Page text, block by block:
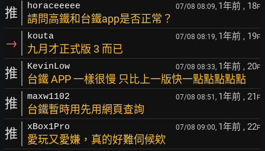
推 horaceeeee 07/08 08:09, 1年前 , 18F
請問高鐵和台鐵app是否正常？
→ kouta 07/08 08:19, 1年前 , 19F
九月才正式版 3 而已
推 KevinLow 07/08 08:33, 1年前 , 20F
台鐵 APP 一樣很慢 只比上一版快一點點點點點
推 maxw1102 07/08 08:51, 1年前 , 21 F
台鐵暫時用先用網頁查詢
推 xBox1Pro 07/08 09:00, 1年前 , 22F
愛玩又愛嫌，真的好難伺候欸